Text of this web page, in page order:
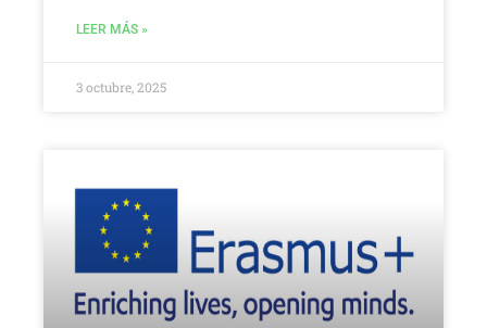
LEER MÁS »
3 octubre, 2025